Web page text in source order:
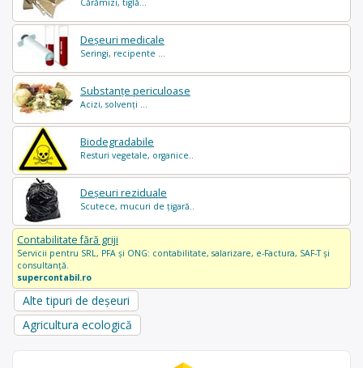
Cărămizi, tiglă...
Deșeuri medicale
Seringi, recipente ...
Substanțe periculoase
Acizi, solvenți ...
Biodegradabile
Resturi vegetale, organice..
Deșeuri reziduale
Scutece, mucuri de țigară..
Contabilitate fără griji
Servicii pentru SRL, PFA și ONG: contabilitate, salarizare, e-Factura, SAF-T și
consultanță.
supercontabil.ro
Alte tipuri de deșeuri
Agricultura ecologică